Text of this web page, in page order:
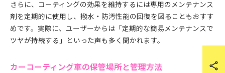
さらに、コーティングの効果を維持するには専用のメンテナンス
剤を定期的に使用し、撥水・防汚性能の回復を図ることもおすす
めです。実際に、ユーザーからは「定期的な簡易メンテナンスで
ツヤが持続する」といった声も多く聞かれます。
カーコーティング車の保管場所と管理方法